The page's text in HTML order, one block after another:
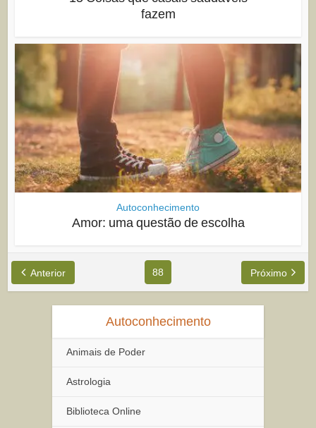
fazem
Autoconhecimento
Amor: uma questão de escolha
Anterior 88 Próximo
Autoconhecimento
Animais de Poder
Astrologia
Biblioteca Online